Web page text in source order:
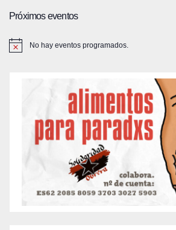
Próximos eventos
No hay eventos programados.